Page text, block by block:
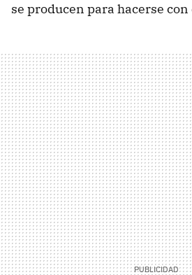
se producen para hacerse